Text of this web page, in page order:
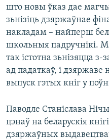
што новы ўказ дае
зьнізіць дзяржаўнае
накладам – найперш
школьныя падручнікі.
так істотна зьнізяцца
ад падаткаў, і дзяржаве
выпуск гэтых кніг у
Паводле Станіслава
цэнаў на беларускія
дзяржаўных